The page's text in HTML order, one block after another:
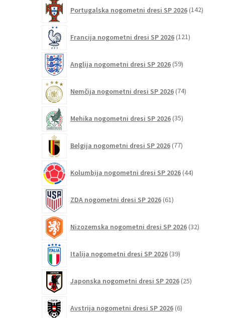
Portugalska nogometni dresi SP 2026 142
Francija nogometni dresi SP 2026 121izdelkov
Anglija nogometni dresi SP 2026 59izdelkov
Nemčija nogometni dresi SP 2026 74izdelkov
Mehika nogometni dresi SP 2026 35izdelkov
Belgija nogometni dresi SP 2026 77izdelkov
Kolumbija nogometni dresi SP 2026 44izdelkov
ZDA nogometni dresi SP 2026 61izdelkov
Nizozemska nogometni dresi SP 2026 32izdelkov
Italija nogometni dresi SP 2026 39izdelkov
Japonska nogometni dresi SP 2026 25izdelkov
Avstrija nogometni dresi SP 2026 6izdelkov